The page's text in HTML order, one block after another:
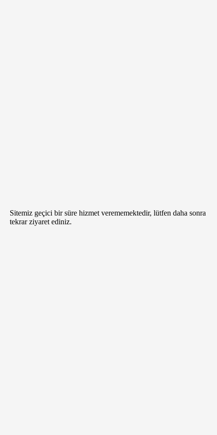
Sitemiz geçici bir süre hizmet verememektedir, lütfen daha sonra
tekrar ziyaret ediniz.